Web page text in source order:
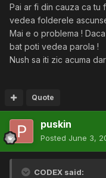
Pai ar fi din cauza ca
vedea folderele
Mai e o problema !
bat poti vedea parola !
Nush sa iti zic acuma
Quote
puskin
Posted June 3,
CODEX said: